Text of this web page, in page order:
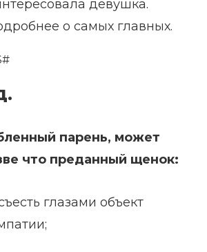
девушка.
о самых главных.
парень, может
что преданный щенок:
глазами объект